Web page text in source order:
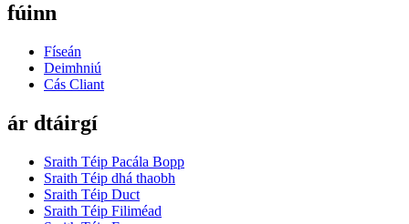
fúinn
Físeán
Deimhniú
Cás Cliant
ár dtáirgí
Sraith Téip Pacála Bopp
Sraith Téip dhá thaobh
Sraith Téip Duct
Sraith Téip Filiméad